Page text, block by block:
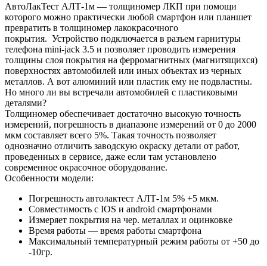
АвтоЛакТест АЛТ-1м — толщиномер ЛКП при помощи
которого можно практически любой смартфон или планшет
превратить в толщиномер лакокрасочного
покрытия. Устройство подключается в разъем гарнитуры
телефона mini-jack 3.5 и позволяет проводить измерения
толщины слоя покрытия на ферромагнитных (магнитящихся)
поверхностях автомобилей или иных объектах из черных
металлов. А вот алюминий или пластик ему не подвластны.
Но много ли вы встречали автомобилей с пластиковыми
деталями?
Толщиномер обеспечивает достаточно высокую точность
измерений, погрешность в диапазоне измерений от 0 до 2000
мкм составляет всего 5%. Такая точность позволяет
однозначно отличить заводскую окраску детали от работ,
проведенных в сервисе, даже если там установлено
современное окрасочное оборудование.
Особенности модели:
Погрешность автолактест АЛТ-1м 5% +5 мкм.
Совместимость с IOS и android смартфонами
Измеряет покрытия на чер. металлах и оцинковке
Время работы — время работы смартфона
Максимальный температурный режим работы от +50 до
-10гр.